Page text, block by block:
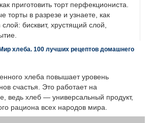
приготовить торт перфекциониста.
торты в разрезе и узнаете, как
слой: бисквит, хрустящий слой,
хлеба. 100 лучших рецептов домашнего
хлеба повышает уровень
счастья. Это работает на
ведь хлеб — универсальный продукт,
рациона всех народов мира.